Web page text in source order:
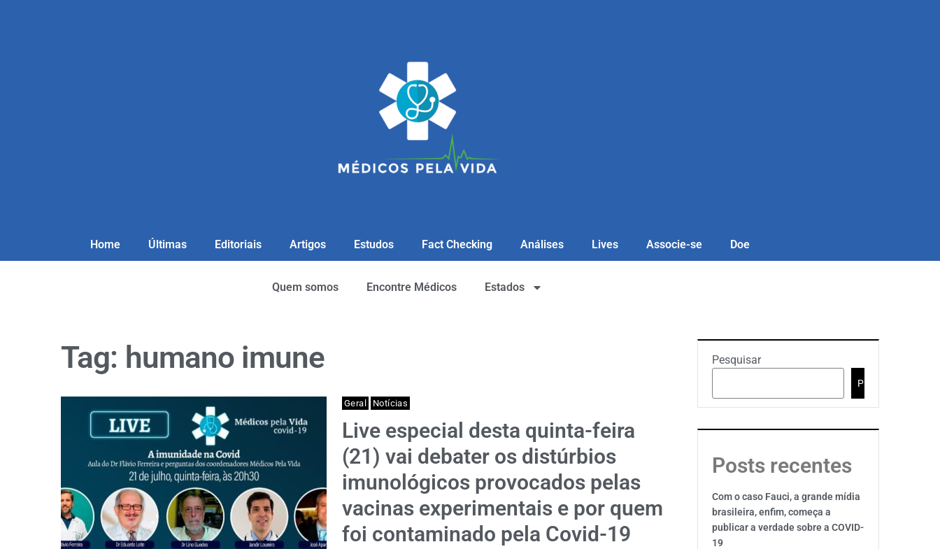
Home Últimas Editoriais Artigos Estudos Fact Checking Análises Lives Associe-se Doe
Quem somos Encontre Médicos Estados
Tag: humano imune
Geral Notícias
Live especial desta quinta-feira
(21) vai debater os distúrbios
imunológicos provocados pelas
vacinas experimentais e por quem
foi contaminado pela Covid-19
Pesquisar
Pesquisar
Posts recentes
Com o caso Fauci, a grande mídia
brasileira, enfim, começa a
publicar a verdade sobre a COVID-
19